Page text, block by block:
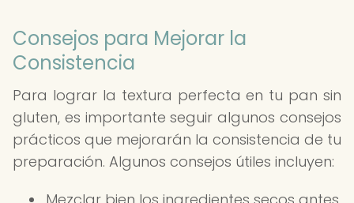
Consejos para Mejorar la
Consistencia
Para lograr la textura perfecta en tu pan sin
gluten, es importante seguir algunos consejos
prácticos que mejorarán la consistencia de tu
preparación. Algunos consejos útiles incluyen: